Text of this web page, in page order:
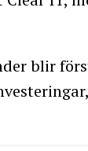
blir